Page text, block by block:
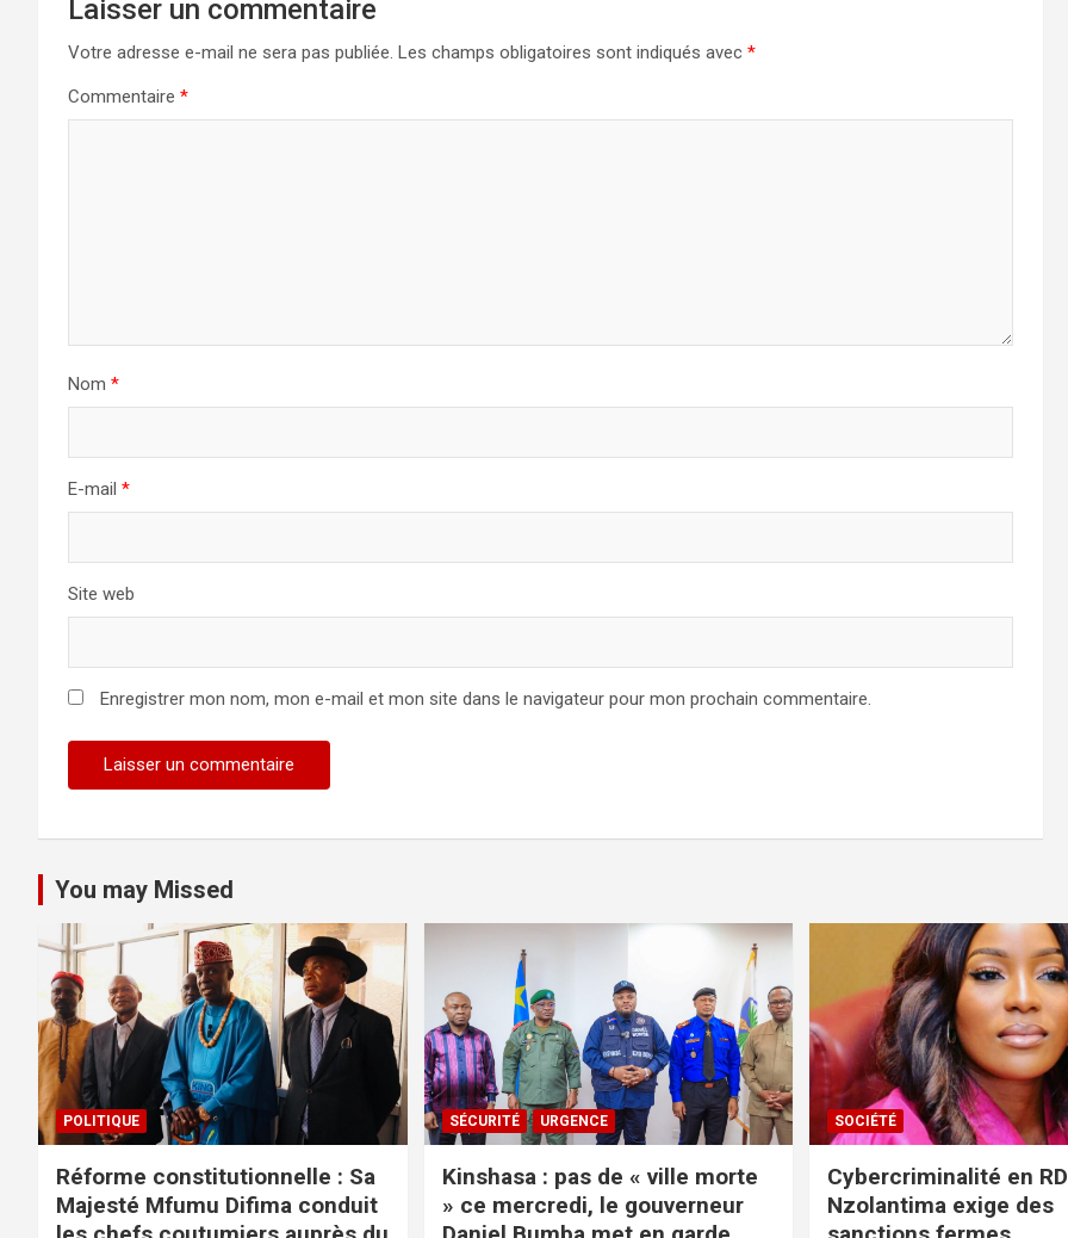
Laisser un commentaire
Votre adresse e-mail ne sera pas publiée. Les champs obligatoires sont indiqués avec *
Commentaire *
Nom *
E-mail *
Site web
Enregistrer mon nom, mon e-mail et mon site dans le navigateur pour mon prochain commentaire.
You may Missed
POLITIQUE
Réforme constitutionnelle : Sa
Majesté Mfumu Difima conduit
SÉCURITÉ URGENCE
Kinshasa : pas de « ville morte
» ce mercredi, le gouverneur
SOCIÉTÉ
Cybercriminalité en
Nzolantima exige des